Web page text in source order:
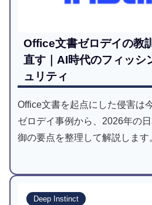
Office文書ゼロデイの教
直す｜AI時代のフィッシ
ュリティ
Office文書を起点にした侵害は
ゼロデイ事例から、2026年の
御の要点を整理して解説します
Deep Instinct